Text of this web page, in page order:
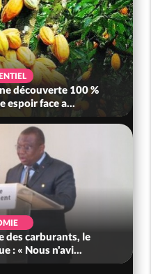
découverte 100 %
espoir face a...
des carburants, le
: « Nous n'avi...